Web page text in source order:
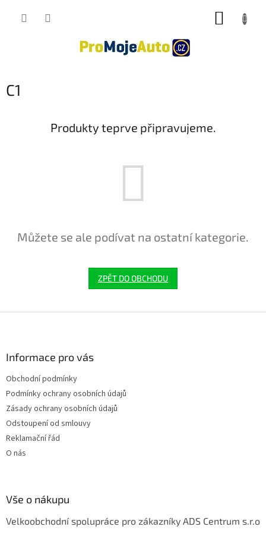
C1
Produkty teprve připravujeme.
Můžete se ale podívat na ostatní kategorie.
ZPĚT DO OBCHODU
Informace pro vás
Obchodní podmínky
Podmínky ochrany osobních údajů
Zásady ochrany osobních údajů
Odstoupení od smlouvy
Reklamační řád
O nás
Vše o nákupu
Velkoobchodní spolupráce pro zákazníky ADS Centrum s.r.o